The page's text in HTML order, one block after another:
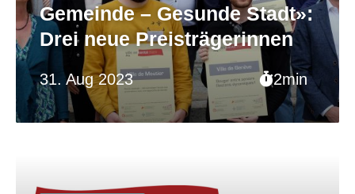
31. Aug 2023 2min
Gemeinde – Gesunde Stadt»:
Drei neue Preisträgerinnen